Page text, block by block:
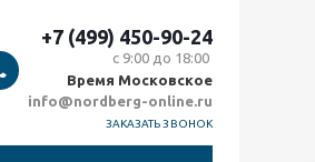
+7 (499) 450-90-24
с 9:00 до 18:00
Время Московское
info@nordberg-online.ru
ЗАКАЗАТЬ ЗВОНОК